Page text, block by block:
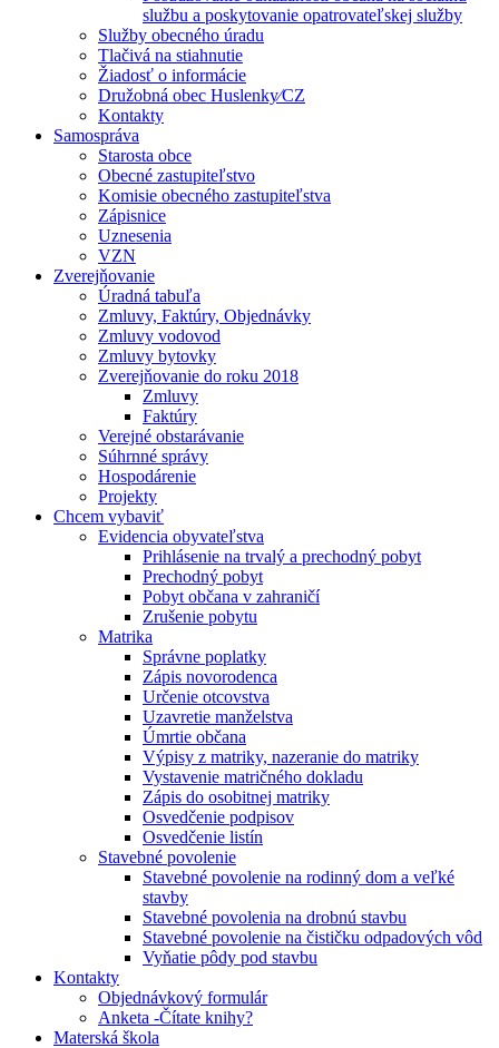
službu a poskytovanie opatrovateľskej služby
Služby obecného úradu
Tlačivá na stiahnutie
Žiadosť o informácie
Družobná obec Huslenky⁄CZ
Kontakty
Samospráva
Starosta obce
Obecné zastupiteľstvo
Komisie obecného zastupiteľstva
Zápisnice
Uznesenia
VZN
Zverejňovanie
Úradná tabuľa
Zmluvy, Faktúry, Objednávky
Zmluvy vodovod
Zmluvy bytovky
Zverejňovanie do roku 2018
Zmluvy
Faktúry
Verejné obstarávanie
Súhrnné správy
Hospodárenie
Projekty
Chcem vybaviť
Evidencia obyvateľstva
Prihlásenie na trvalý a prechodný pobyt
Prechodný pobyt
Pobyt občana v zahraničí
Zrušenie pobytu
Matrika
Správne poplatky
Zápis novorodenca
Určenie otcovstva
Uzavretie manželstva
Úmrtie občana
Výpisy z matriky, nazeranie do matriky
Vystavenie matričného dokladu
Zápis do osobitnej matriky
Osvedčenie podpisov
Osvedčenie listín
Stavebné povolenie
Stavebné povolenie na rodinný dom a veľké
stavby
Stavebné povolenia na drobnú stavbu
Stavebné povolenie na čističku odpadových vôd
Vyňatie pôdy pod stavbu
Kontakty
Objednávkový formulár
Anketa -Čítate knihy?
Materská škola